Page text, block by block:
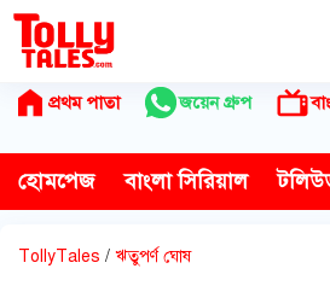
Skip
content
প্রথম পাতা জয়েন গ্রুপ
হোমপেজ বাংলা সিরিয়াল
TollyTales / ঋতুপর্ণ ঘোষ